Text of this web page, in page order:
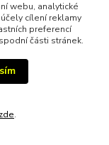
webu, analytické
cílení reklamy
preferencí
části stránek.
zde.